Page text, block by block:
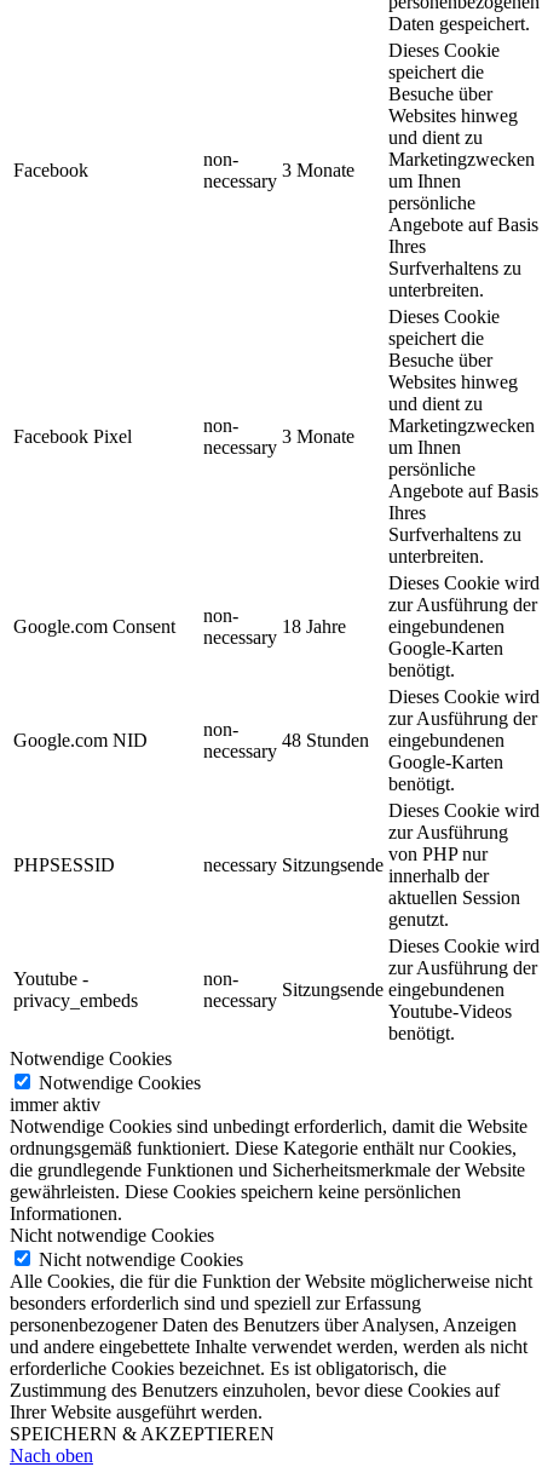
Daten gespeichert.
Facebook
non-
necessary
3 Monate
Dieses Cookie
speichert die
Besuche über
Websites hinweg
und dient zu
Marketingzwecken
um Ihnen
persönliche
Angebote auf Basis
Ihres
Surfverhaltens zu
unterbreiten.
Facebook Pixel
non-
necessary
3 Monate
Dieses Cookie
speichert die
Besuche über
Websites hinweg
und dient zu
Marketingzwecken
um Ihnen
persönliche
Angebote auf Basis
Ihres
Surfverhaltens zu
unterbreiten.
Google.com Consent
non-
necessary
18 Jahre
Dieses Cookie wird
zur Ausführung der
eingebundenen
Google-Karten
benötigt.
Google.com NID
non-
necessary
48 Stunden
Dieses Cookie wird
zur Ausführung der
eingebundenen
Google-Karten
benötigt.
PHPSESSID necessary Sitzungsende
Dieses Cookie wird
zur Ausführung
von PHP nur
innerhalb der
aktuellen Session
genutzt.
Youtube -
privacy_embeds
non-
necessary
Sitzungsende
Dieses Cookie wird
zur Ausführung der
eingebundenen
Youtube-Videos
benötigt.
Notwendige Cookies
Notwendige Cookies
immer aktiv
Notwendige Cookies sind unbedingt erforderlich, damit die Website
ordnungsgemäß funktioniert. Diese Kategorie enthält nur Cookies,
die grundlegende Funktionen und Sicherheitsmerkmale der Website
gewährleisten. Diese Cookies speichern keine persönlichen
Informationen.
Nicht notwendige Cookies
Nicht notwendige Cookies
Alle Cookies, die für die Funktion der Website möglicherweise nicht
besonders erforderlich sind und speziell zur Erfassung
personenbezogener Daten des Benutzers über Analysen, Anzeigen
und andere eingebettete Inhalte verwendet werden, werden als nicht
erforderliche Cookies bezeichnet. Es ist obligatorisch, die
Zustimmung des Benutzers einzuholen, bevor diese Cookies auf
Ihrer Website ausgeführt werden.
SPEICHERN & AKZEPTIEREN
Nach oben